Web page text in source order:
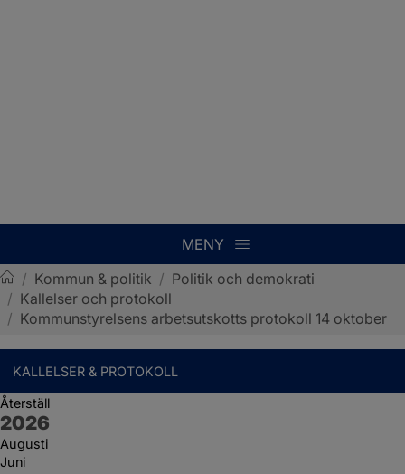
MENY
Sotenäs kommun
/ Kommun & politik / Politik och demokrati
/ Kallelser och protokoll
/ Kommunstyrelsens arbetsutskotts protokoll 14 oktober
KALLELSER & PROTOKOLL
Återställ
År:
2026
Augusti
Juni